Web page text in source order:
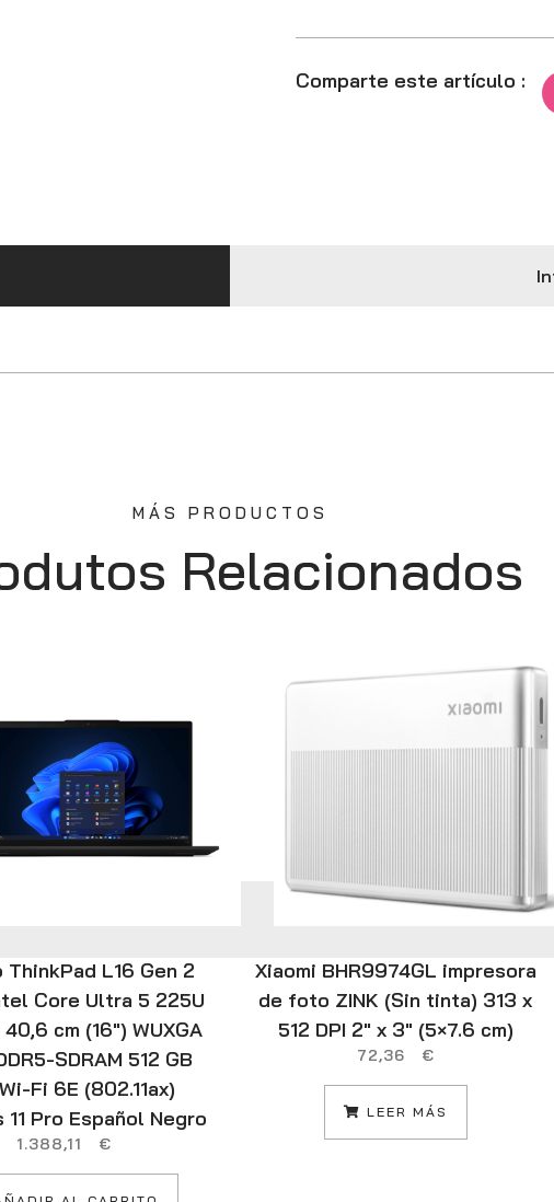
Comparte este artículo :
MÁS PRODUCTOS
Relacionados
ThinkPad L16 Gen 2
Core Ultra 5 225U
cm (16″) WUXGA
SDRAM 512 GB
Fi 6E (802.11ax)
11 Pro Español Negro
1.388,11 €
Xiaomi BHR9974GL impresora
de foto ZINK (Sin tinta) 313 x
512 DPI 2″ x 3″ (5×7.6 cm)
72,36 €
LEER MÁS